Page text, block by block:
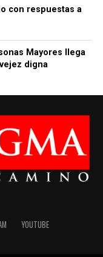
con respuestas a
Mayores llega
digna
YOUTUBE